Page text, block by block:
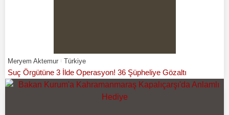
Meryem Aktemur Türkiye
Suç Örgütüne 3 İlde Operasyon! 36 Şüpheliye Gözaltı